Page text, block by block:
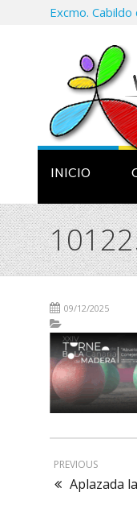
Excmo.
INICIO
09/12/2025
PREVIOUS
Aplazada